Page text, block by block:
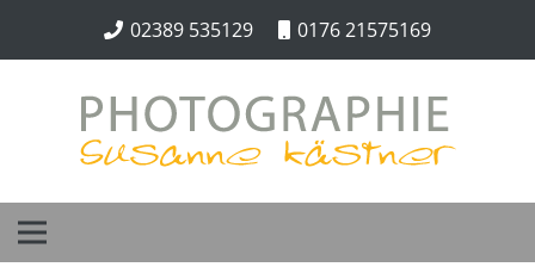
02389 535129 0176 21575169